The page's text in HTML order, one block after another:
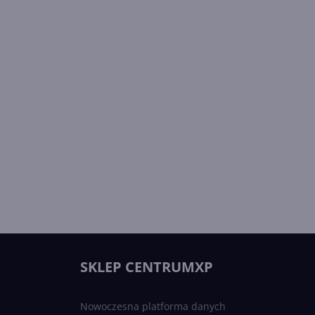
SKLEP CENTRUMXP
Nowoczesna platforma danych